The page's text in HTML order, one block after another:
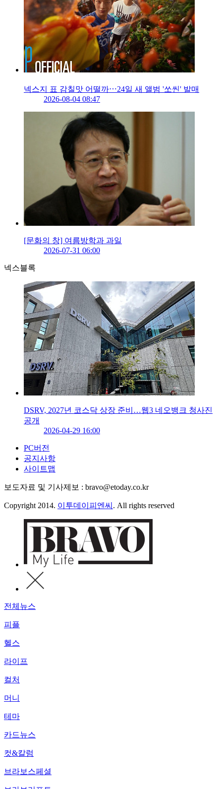
넥스지 표 감칠맛 어떨까⋯24일 새 앨범 '쏘씬' 발매
2026-08-04 08:47
[문화의 창] 여름방학과 과일
2026-07-31 06:00
넥스블록
DSRV, 2027년 코스닥 상장 준비…웹3 네오뱅크 청사진
공개
2026-04-29 16:00
PC버전
공지사항
사이트맵
보도자료 및 기사제보 : bravo@etoday.co.kr
Copyright 2014. 이투데이피엔씨 . All rights reserved
전체뉴스
피플
헬스
라이프
컬처
머니
테마
카드뉴스
컷&칼럼
브라보스페셜